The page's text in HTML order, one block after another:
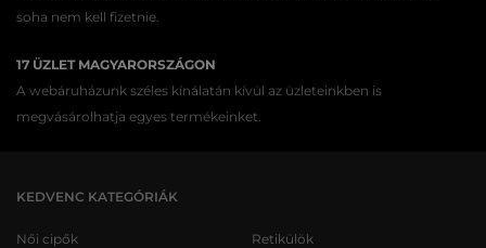
soha nem kell fizetnie.
17 ÜZLET MAGYARORSZÁGON
A webáruházunk széles kínálatán kívül az üzleteinkben is
megvásárolhatja egyes termékeinket.
KEDVENC KATEGÓRIÁK
Női cipők
Retikülök